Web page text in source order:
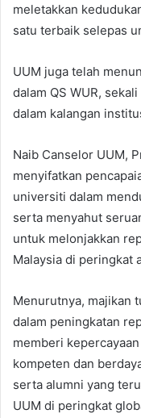
meletakkan
satu terbaik selepas
UUM juga telah
dalam QS WUR,
dalam kalangan
Naib Canselor UUM,
menyifatkan
universiti dalam
serta menyahut
untuk melonjakkan
Malaysia di peringkat
Menurutnya, majikan
dalam peningkatan
memberi
kompeten dan
serta alumni yang
UUM di peringkat